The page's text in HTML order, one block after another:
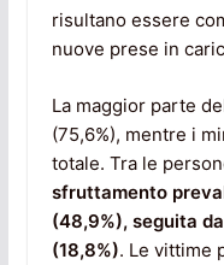
risultano essere
nuove prese in
La maggior parte
(75,6%), mentre i
totale. Tra le
sfruttamento
(48,9%), seguita
(18,8%). Le vittime